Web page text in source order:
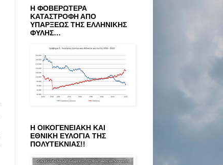
Η ΦΟΒΕΡΩΤΕΡΑ
ΚΑΤΑΣΤΡΟΦΗ ΑΠΟ
ΥΠΑΡΞΕΩΣ ΤΗΣ ΕΛΛΗΝΙΚΗΣ
ΦΥΛΗΣ…
Η ΟΙΚΟΓΕΝΕΙΑΚΗ ΚΑΙ
ΕΘΝΙΚΗ ΕΥΛΟΓΙΑ ΤΗΣ
ΠΟΛΥΤΕΚΝΙΑΣ!!